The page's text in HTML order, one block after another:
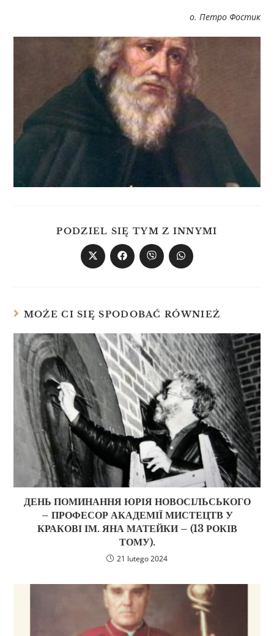
о. Петро Фостик
PODZIEL SIĘ TYM Z INNYMI
MOŻE CI SIĘ SPODOBAĆ RÓWNIEŻ
ДЕНЬ ПОМИНАННЯ ЮРІЯ НОВОСІЛЬСЬКОГО
– ПРОФЕСОР АКАДЕМІЇ МИСТЕЦТВ У
КРАКОВІ ІМ. ЯНА МАТЕЙКИ – (13 РОКІВ
ТОМУ).
21 lutego 2024